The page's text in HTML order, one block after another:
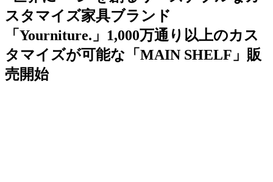
スタマイズ家具ブランド
「Yourniture.」1,000万通り以上のカス
タマイズが可能な「MAIN SHELF」販
売開始